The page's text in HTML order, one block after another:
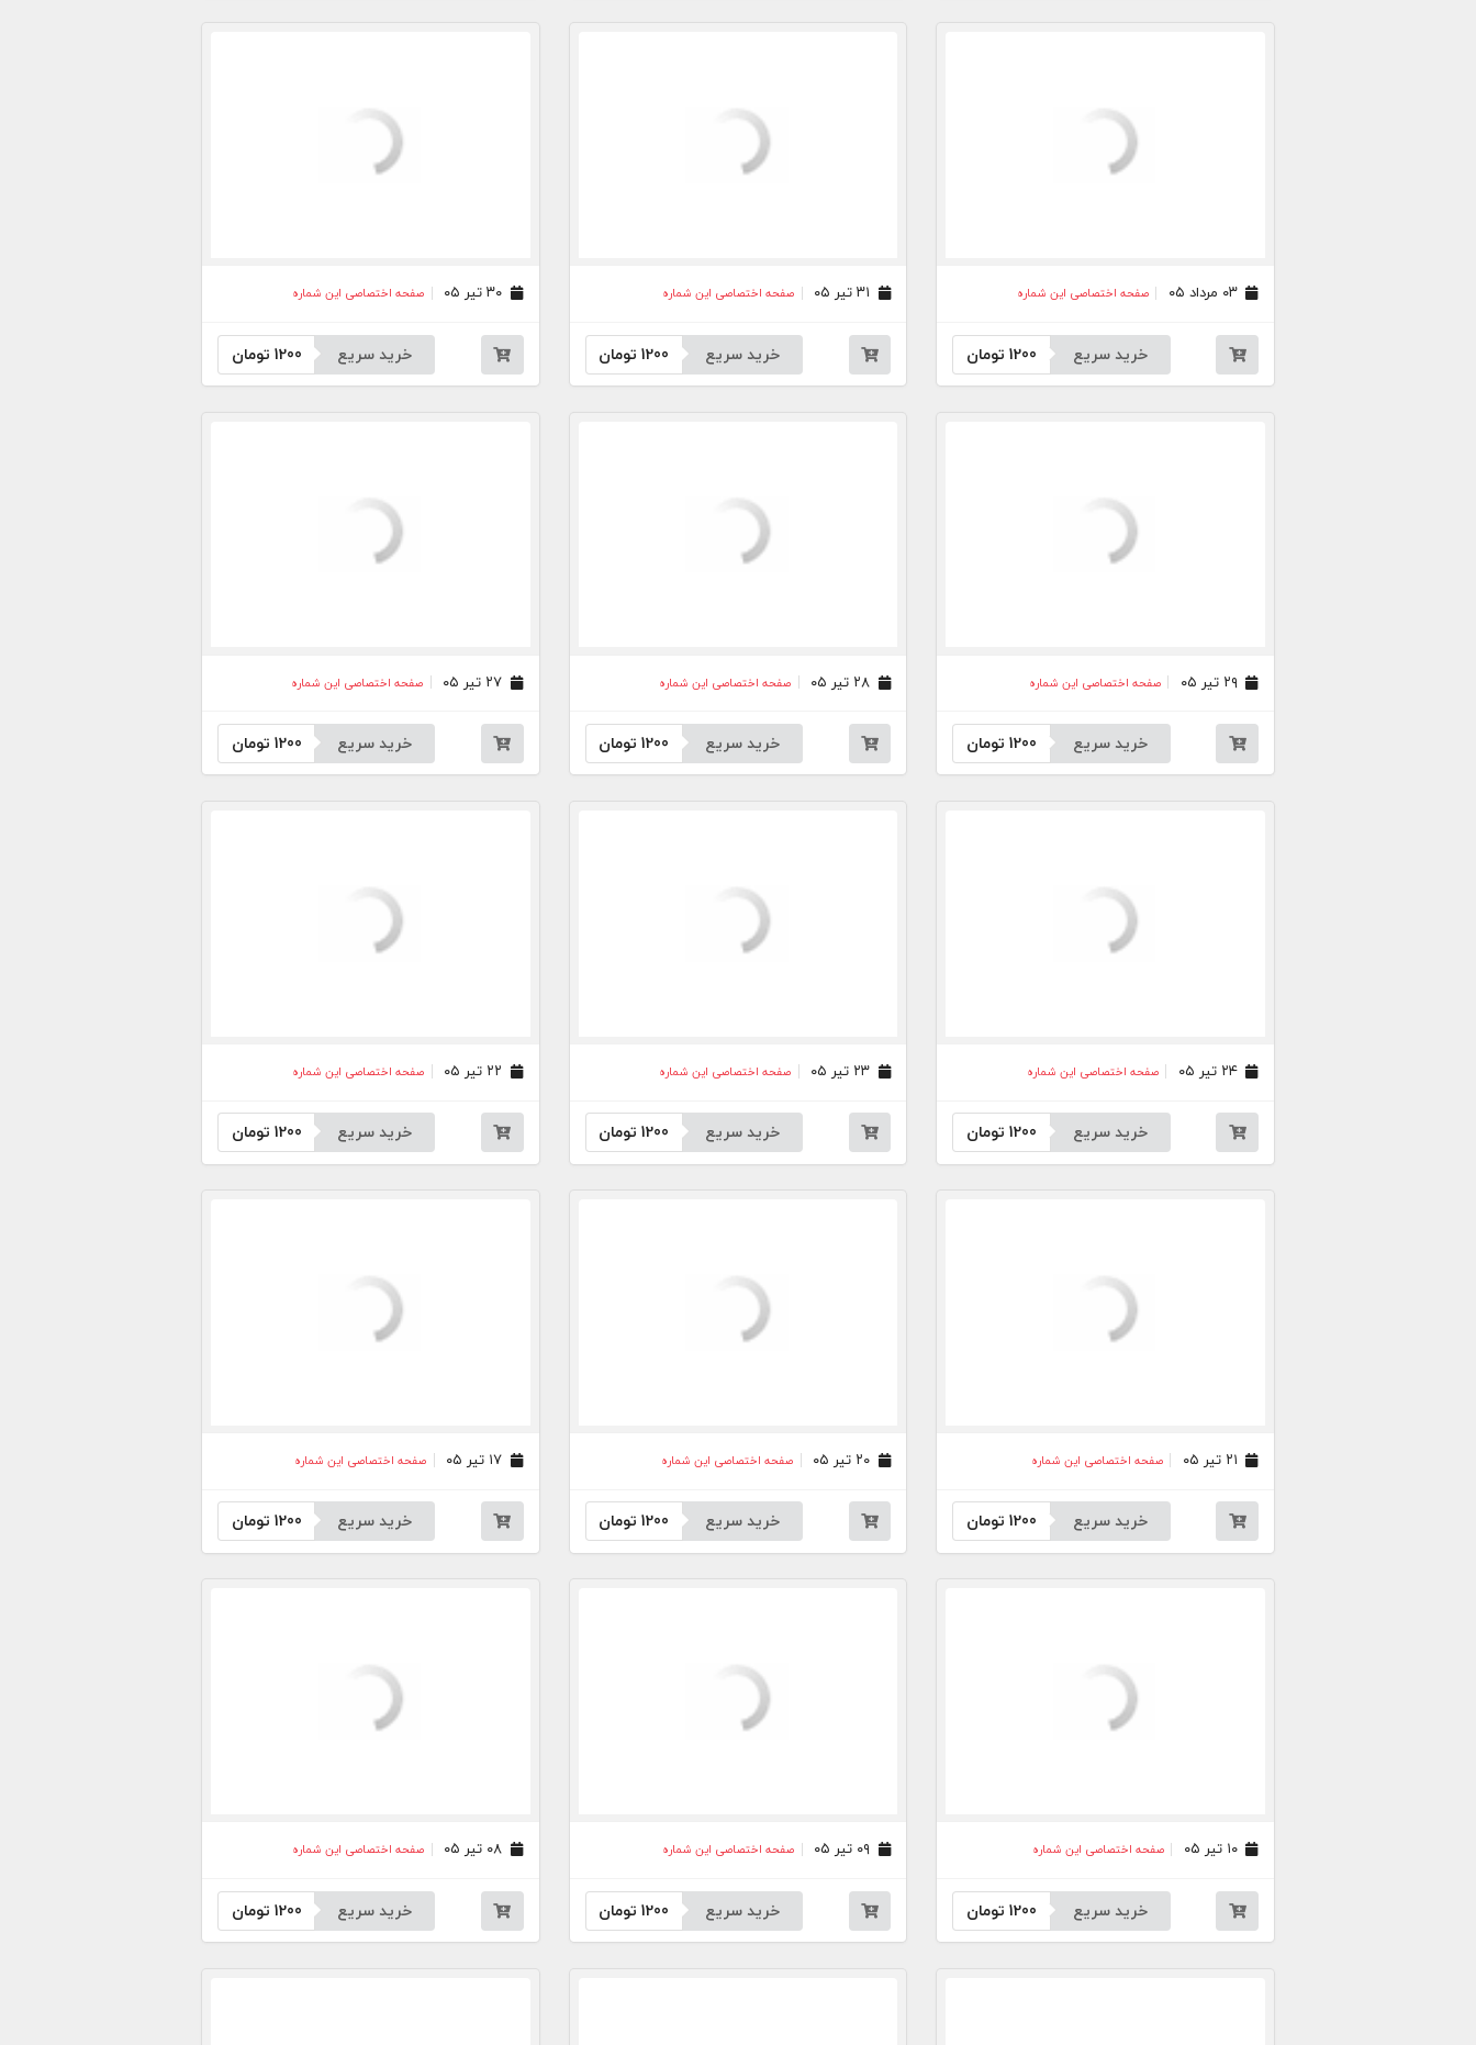
۰۳ مرداد ۰۵ صفحه اختصاصی این شماره
خرید سریع 1200 تومان
صفحه اختصاصی این شماره
خرید سریع 1200تومان
صفحه اختصاصی این شماره
خرید سریع 1200 تومان
۲۹ تیر ۰۵ صفحه اختصاصی این شماره
خرید سریع 1200 تومان
صفحه اختصاصی این شماره
خرید سریع 1200تومان
صفحه اختصاصی این شماره
خرید سریع 1200 تومان
۲۴ تیر ۰۵ صفحه اختصاصی این شماره
خرید سریع 1200 تومان
صفحه اختصاصی این شماره
خرید سریع 1200تومان
صفحه اختصاصی این شماره
خرید سریع 1200 تومان
صفحه اختصاصی این شماره
خرید سریع 1200 تومان
صفحه اختصاصی این شماره
خرید سریع 1200تومان
صفحه اختصاصی این شماره
خرید سریع 1200 تومان
۱۰ تیر ۰۵ صفحه اختصاصی این شماره
خرید سریع 1200 تومان
صفحه اختصاصی این شماره
خرید سریع 1200تومان
صفحه اختصاصی این شماره
خرید سریع 1200 تومان